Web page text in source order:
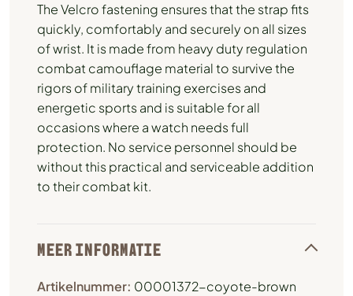
The Velcro fastening ensures that the strap fits
quickly, comfortably and securely on all sizes
of wrist. It is made from heavy duty regulation
combat camouflage material to survive the
rigors of military training exercises and
energetic sports and is suitable for all
occasions where a watch needs full
protection. No service personnel should be
without this practical and serviceable addition
to their combat kit.
MEER INFORMATIE
Artikelnummer: 00001372-coyote-brown